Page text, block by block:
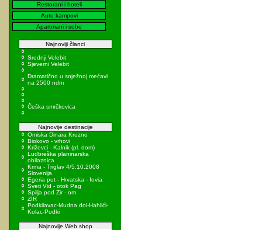
Restorani i hoteli
Auto kampovi
Apartmani i sobe
Najnoviji članci
Srednji Velebit
Sjeverni Velebit
Dramatično u snježnoj mećavi
na 2500 ndm
Češka smrčkovica
Najnovije destinacije
Omiska Dinara Kruzno
Biokovo - vrhovi
Križevci - Kalnik (pl. dom)
Ludbreška planinarska
obilaznica
Krma - Triglav 4/5.10.2008
Slovenija
Egeria put - Hrvatska - Iovia
Sveti Vid - otok Pag
Spilja pod Zir - om
ZIR
Podkilavac-Mudna dol-Hahlići-
Kolac-Podki
Najnovije Web shop